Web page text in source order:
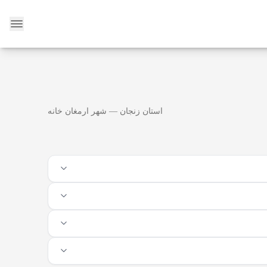
استان زنجان — شهر ارمغان خانه